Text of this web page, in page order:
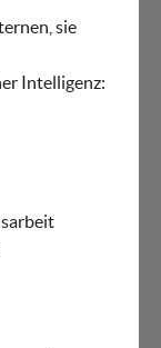
sie
Intelligenz: